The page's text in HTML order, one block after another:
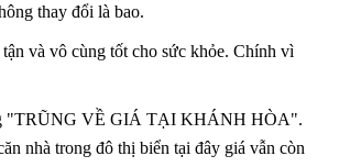
thay đổi là bao.
và vô cùng tốt cho sức khỏe. Chính vì
"TRŨNG VỀ GIÁ TẠI KHÁNH HÒA".
nhà trong đô thị biển tại đây giá vẫn còn